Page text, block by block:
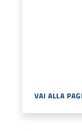
VAI ALLA